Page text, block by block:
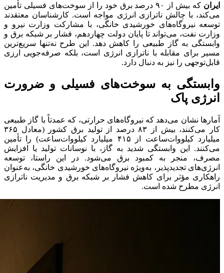
ایران
که بیش از ۹۰ درصد برق خود را از سوخت‌های فسیلی تأمین
می‌کند، با چالش ناترازی انرژی مواجه است. کارشناسان معتقدند
توسعه نیروگاه‌های خورشیدی خانگی، با مشارکت وزارت نیرو و
وزارت نفت، می‌تواند تا پایان دولت چهاردهم، فشار بر شبکه برق و
وابستگی به گاز طبیعی را کاهش دهد. این طرح نه‌تنها سریع‌ترین
مسیر برای مقابله با ناترازی انرژی است، بلکه صرفه‌جویی ارزی
قابل‌توجهی را نیز به دنبال دارد.
وابستگی به سوخت‌های فسیلی و ضرورت
انرژی پاک
آمارها نشان می‌دهد که نیروگاه‌های حرارتی، که عمدتاً با گاز طبیعی
کار می‌کنند، بیش از ۸۳ درصد از تولید برق کشور (معادل ۳۶۵
میلیارد کیلووات‌ساعت از ۴۱۵ میلیارد کیلووات‌ساعت) را تأمین
می‌کنند. این وابستگی شدید به گاز، با نوسانات تولید یا افزایش
مصرف، منجر به کمبود برق می‌شود. در این راستا، توسعه
انرژی‌های تجدیدپذیر، به‌ویژه نیروگاه‌های خورشیدی خانگی، به‌عنوان
راهکاری مؤثر برای کاهش فشار بر شبکه برق و مدیریت ناترازی
انرژی مطرح شده است.